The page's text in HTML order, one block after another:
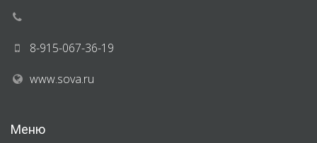
8-915-067-36-19
www.sova.ru
Меню